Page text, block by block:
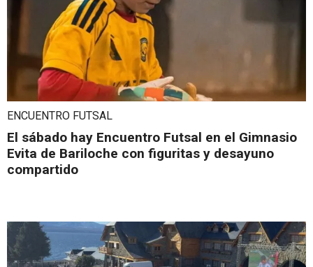
ENCUENTRO FUTSAL
El sábado hay Encuentro Futsal en el Gimnasio
Evita de Bariloche con figuritas y desayuno
compartido